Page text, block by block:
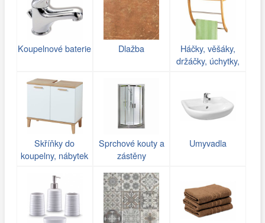
Koupelnové baterie Dlažba
Háčky, věšáky,
držáčky, úchytky,
Skříňky do
koupelny, nábytek
Sprchové kouty a
zástěny
Umyvadla